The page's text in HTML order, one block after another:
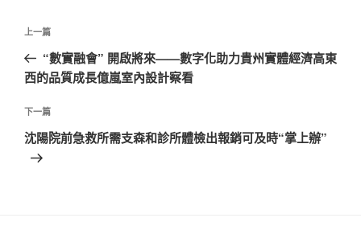
文
導
覽
上
一
篇
章
上一篇
“數實融會” 開啟將來——數字化助力貴州實體經濟高東
西的品質成長億嵐室內設計察看
下
一
下一篇
沈陽院前急救所需支森和診所體檢出報銷可及時“掌上辦”